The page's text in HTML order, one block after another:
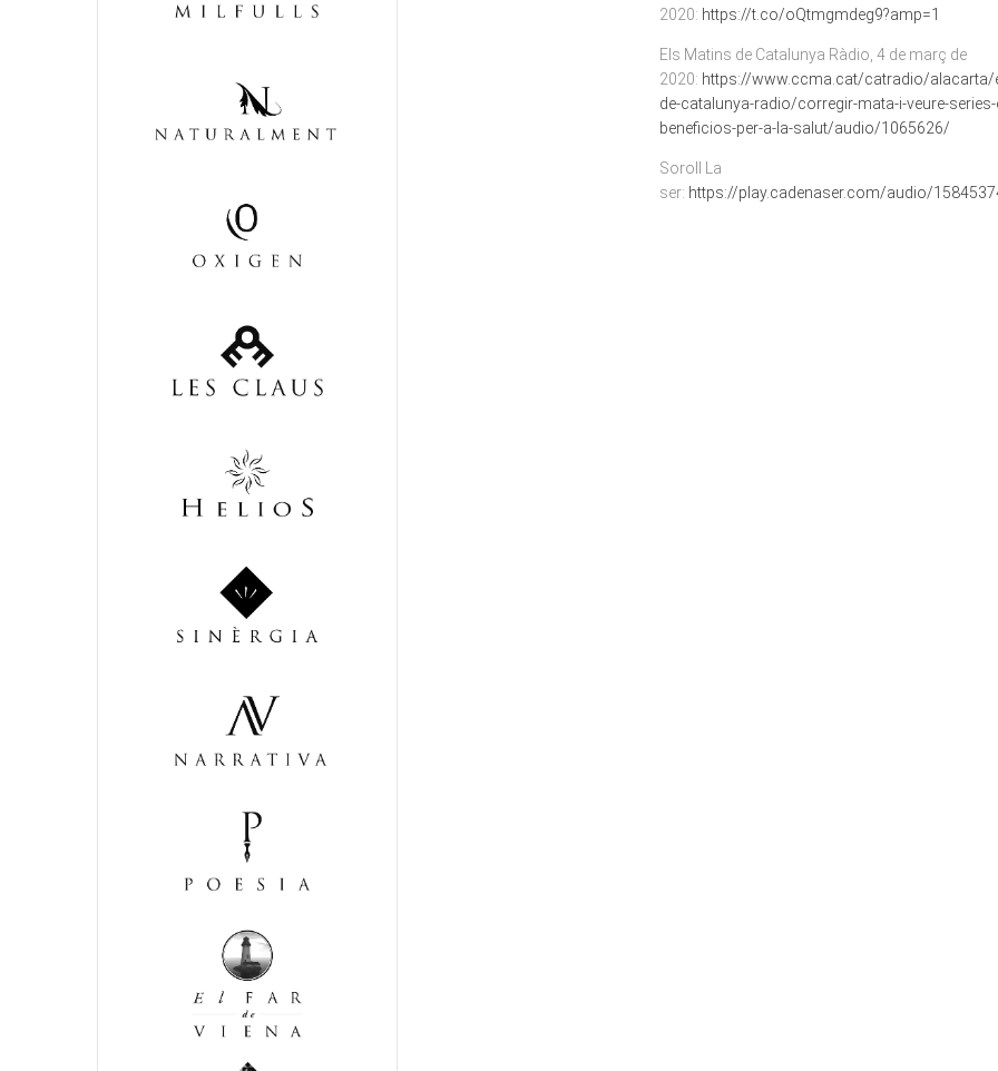
2020: https://t.co/oQtmgmdeg9?amp=1
Els Matins de Catalunya Ràdio, 4 de març de
2020: https://www.ccma.cat/catradio/alacarta/
de-catalunya-radio/corregir-mata-i-veure-
beneficios-per-a-la-salut/audio/1065626/
Soroll La
ser: https://play.cadenaser.com/audio/